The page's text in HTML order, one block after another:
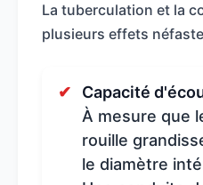
La tuberculation et la
plusieurs effets
Capacité
À mesure que
rouille
le diamètre